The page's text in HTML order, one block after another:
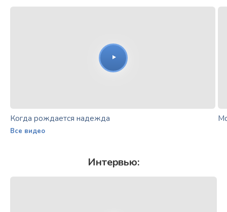
Когда рождается надежда
Все видео
Интервью: